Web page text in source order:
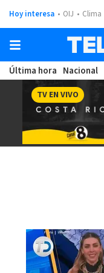
Hoy interesa OIJ Clima
Última hora Nacional
TV EN VIVO